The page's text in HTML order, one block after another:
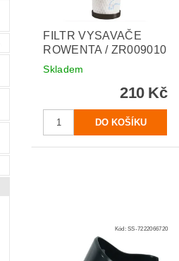
FILTR VYSAVAČE
ROWENTA / ZR009010
Skladem
210 Kč
Kód:SS-7222066720